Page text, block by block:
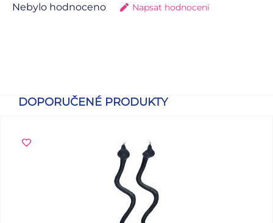
Nebylo hodnoceno Napsat hodnocení
DOPORUČENÉ PRODUKTY